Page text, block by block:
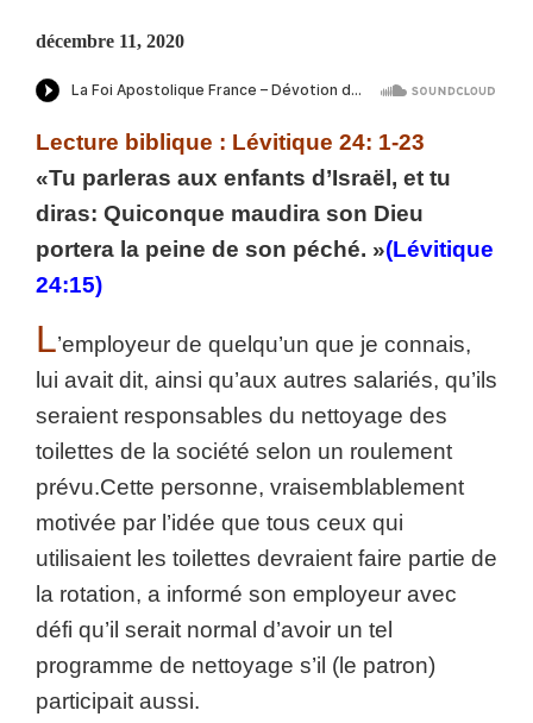
décembre 11, 2020
Lecture biblique : Lévitique 24: 1-23
«Tu parleras aux enfants d’Israël, et tu
diras: Quiconque maudira son Dieu
portera la peine de son péché. »(Lévitique
24:15)
L’employeur de quelqu’un que je connais,
lui avait dit, ainsi qu’aux autres salariés, qu’ils
seraient responsables du nettoyage des
toilettes de la société selon un roulement
prévu.Cette personne, vraisemblablement
motivée par l’idée que tous ceux qui
utilisaient les toilettes devraient faire partie de
la rotation, a informé son employeur avec
défi qu’il serait normal d’avoir un tel
programme de nettoyage s’il (le patron)
participait aussi.